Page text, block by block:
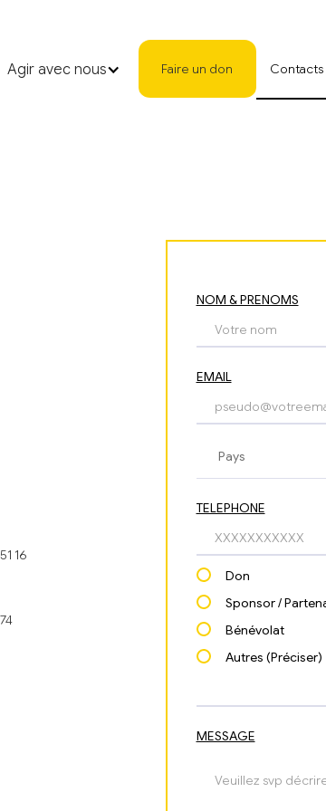
Agir avec nous Faire un don Contacts
16
NOM & PRENOMS
EMAIL
TELEPHONE
Don
Sponsor /
Bénévolat
Autres (Préciser)
MESSAGE